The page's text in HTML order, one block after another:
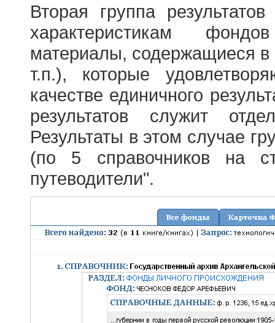
Вторая группа
характеристикам
материалы, содержащиеся в
т.п.), которые
качестве единичного
результатов служит
Результаты в этом случае
(по 5 справочников на
путеводители".